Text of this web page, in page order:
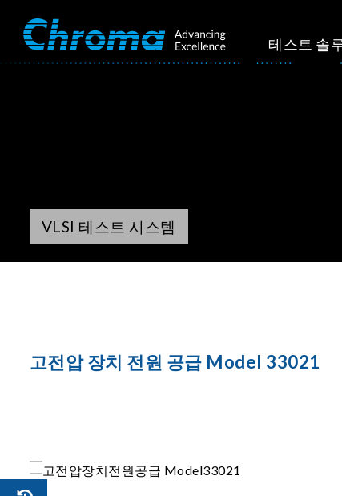
테스트 솔
VLSI 테스트 시스템
고전압 장치 전원 공급 Model 33021